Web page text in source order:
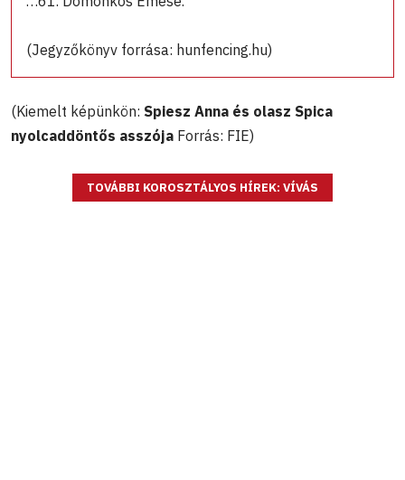
(Jegyzőkönyv forrása: hunfencing.hu)
(Kiemelt képünkön: Spiesz Anna és olasz Spica
nyolcaddöntős asszója Forrás: FIE)
TOVÁBBI KOROSZTÁLYOS HÍREK: VÍVÁS